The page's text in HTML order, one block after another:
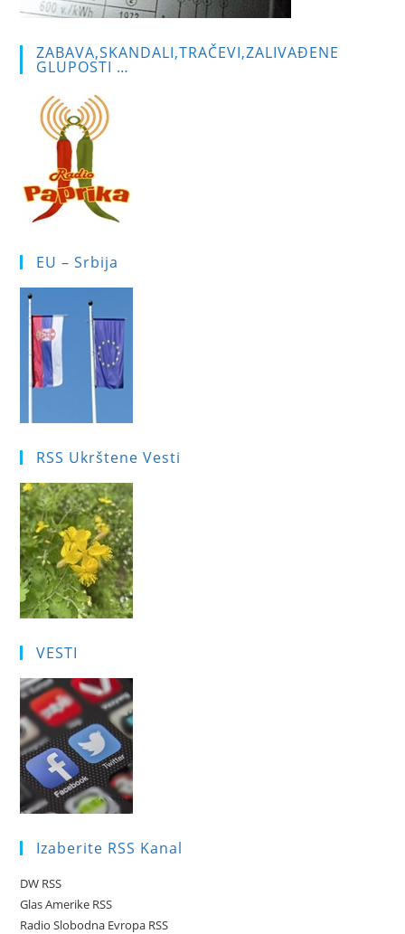
ZABAVA,SKANDALI,TRAČEVI,ZALIVAĐENE
GLUPOSTI …
EU – Srbija
RSS Ukrštene Vesti
VESTI
Izaberite RSS Kanal
DW RSS
Glas Amerike RSS
Radio Slobodna Evropa RSS